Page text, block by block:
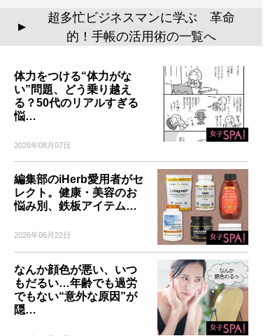
▲
超多忙ビジネスマンに学ぶ 革命
的！手帳の活用術の一覧へ
体力をつける“体力がな
い”問題、どう乗り越え
る？50代のリアルすぎる
悩…
2026年08月07日
編集部のiHerb愛用者がセ
レクト。健康・美容のお
悩み別、鉄板アイテム…
2026年06月22日
なんか顔色が悪い、いつ
もだるい…年齢でも過労
でもない“意外な原因”が
隠…